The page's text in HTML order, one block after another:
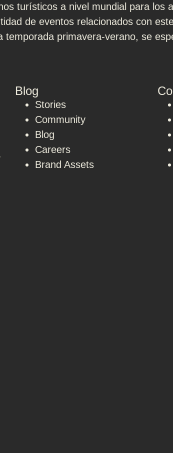
turísticos a nivel mundial para los
de eventos relacionados con
temporada primavera-verano, se
Blog
Stories
Community
Blog
Careers
Brand Assets